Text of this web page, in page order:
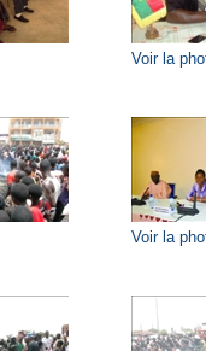
Voir la
Voir la